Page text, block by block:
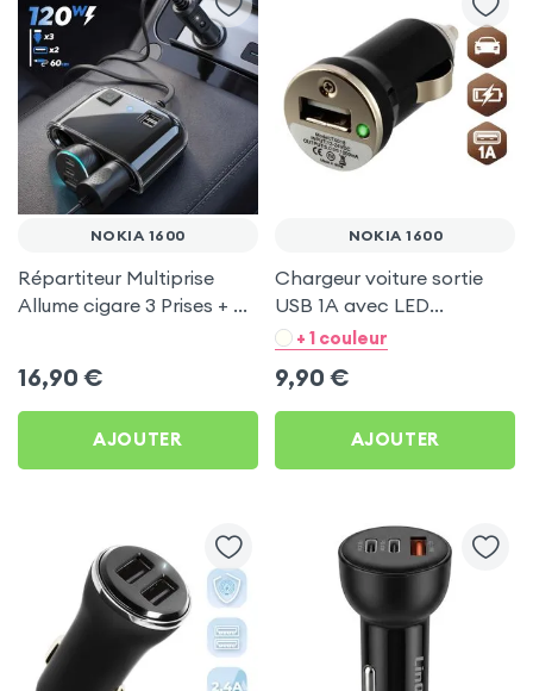
NOKIA 1600
Répartiteur Multiprise
Allume cigare 3 Prises + 2
16,90 €
AJOUTER
NOKIA 1600
Chargeur voiture sortie
USB 1A avec LED
indicatrice pour Nokia
+ 1 couleur
9,90 €
AJOUTER